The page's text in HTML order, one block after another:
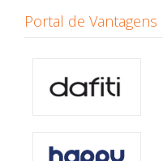
Portal de Vantagens